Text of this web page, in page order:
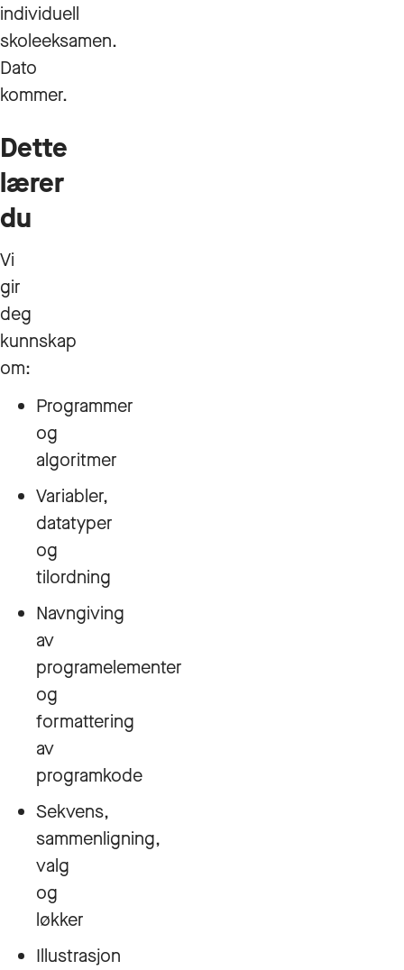
individuell
skoleeksamen.
Dato
kommer.
Dette
lærer
du
Vi
gir
deg
kunnskap
om:
Programmer
og
algoritmer
Variabler,
datatyper
og
tilordning
Navngiving
av
programelementer
og
formattering
av
programkode
Sekvens,
sammenligning,
valg
og
løkker
Illustrasjon